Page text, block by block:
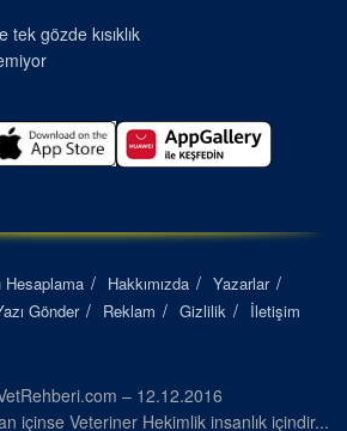
gözde kısıklık
Hesaplama Hakkımızda
Yazarlar
Gönder Reklam Gizlilik İletişim
– 12.12.2016
içinse Veteriner Hekimlik insanlık içindir...